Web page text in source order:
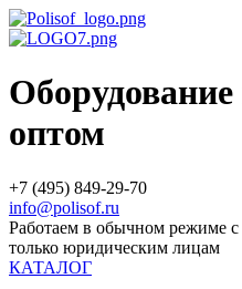
оптом
+7 (495) 849-29-70
info@polisof.ru
Работаем в обычном режиме
только юридическим лицам
КАТАЛОГ